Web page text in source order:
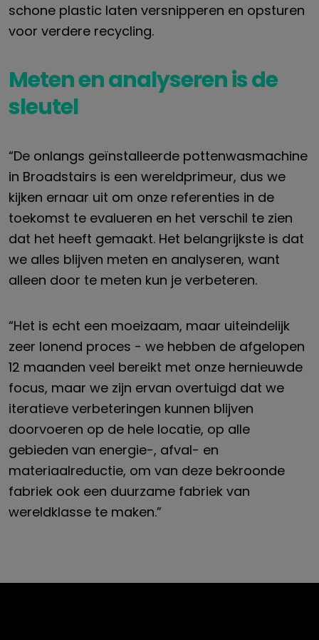
schone plastic laten versnipperen en opsturen
voor verdere recycling.
Meten en analyseren is de
sleutel
“De onlangs geïnstalleerde pottenwasmachine
in Broadstairs is een wereldprimeur, dus we
kijken ernaar uit om onze referenties in de
toekomst te evalueren en het verschil te zien
dat het heeft gemaakt. Het belangrijkste is dat
we alles blijven meten en analyseren, want
alleen door te meten kun je verbeteren.
“Het is echt een moeizaam, maar uiteindelijk
zeer lonend proces - we hebben de afgelopen
12 maanden veel bereikt met onze hernieuwde
focus, maar we zijn ervan overtuigd dat we
iteratieve verbeteringen kunnen blijven
doorvoeren op de hele locatie, op alle
gebieden van energie-, afval- en
materiaalreductie, om van deze bekroonde
fabriek ook een duurzame fabriek van
wereldklasse te maken.”